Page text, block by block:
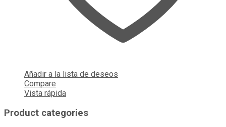
Añadir a la lista de deseos
Compare
Vista rápida
Product categories